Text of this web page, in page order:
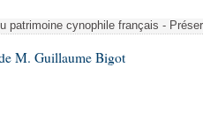
patrimoine cynophile français -
M. Guillaume Bigot